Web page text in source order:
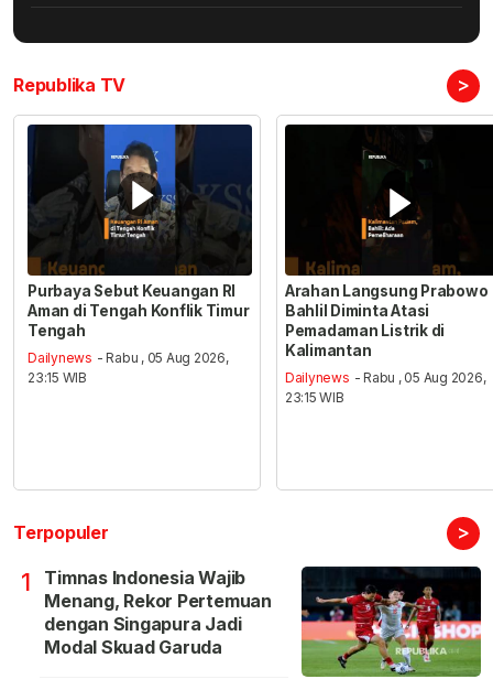
Republika TV >
Purbaya Sebut Keuangan RI
Aman di Tengah Konflik Timur
Tengah
Dailynews - Rabu , 05 Aug 2026,
23:15 WIB
Arahan Langsung Prabowo
Bahlil Diminta Atasi
Pemadaman Listrik di
Kalimantan
Dailynews - Rabu , 05 Aug 2026,
23:15 WIB
Terpopuler >
1
Timnas Indonesia Wajib
Menang, Rekor Pertemuan
dengan Singapura Jadi
Modal Skuad Garuda